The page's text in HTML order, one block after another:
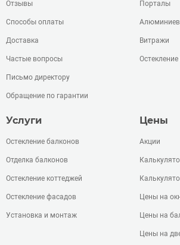
Отзывы
Способы оплаты
Доставка
Частые вопросы
Письмо директору
Обращение по гарантии
Порталы
Витражи
Услуги
Остекление балконов
Отделка балконов
Остекление коттеджей
Остекление фасадов
Установка и монтаж
Цены
Акции
Цены на
Цены на
Цены на